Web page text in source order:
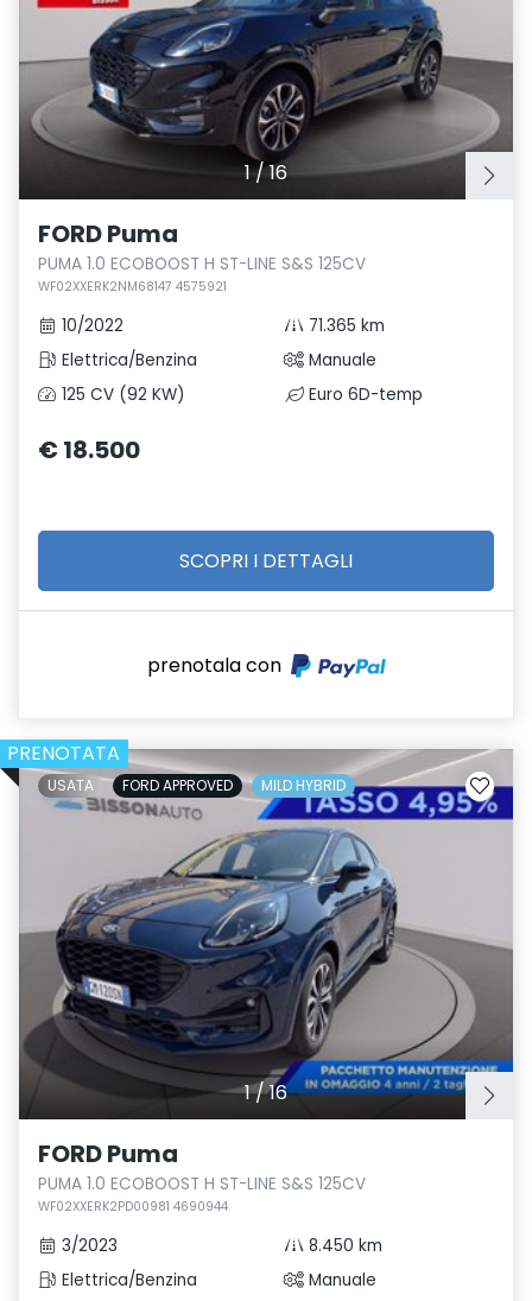
1/16
FORD Puma
PUMA 1.0 ECOBOOST H ST-LINE S&S 125CV
WF02XXERK2NM68147 4575921
10/2022
71.365 km
Elettrica/Benzina
Manuale
125 CV (92 KW)
Euro 6D-temp
€ 18.500
SCOPRI I DETTAGLI
prenotala con
PRENOTATA
1/16
USATA FORD APPROVED MILD HYBRID
FORD Puma
PUMA 1.0 ECOBOOST H ST-LINE S&S 125CV
WF02XXERK2PD00981 4690944
3/2023
8.450 km
Elettrica/Benzina
Manuale